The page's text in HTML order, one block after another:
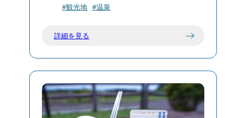
レッシュできる大浴場・25m温泉プール・
伊豆大島に訪れた際は是非立ち寄ってい
#観光地 #温泉
詳細を見る